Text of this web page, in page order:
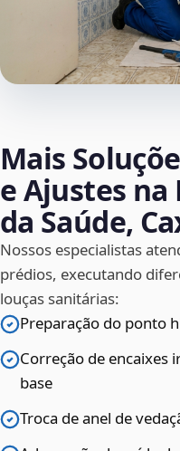
Mais
e Ajustes na
da Saúde,
Nossos especialistas
prédios, executando
louças sanitárias:
Preparação do ponto
Correção de encaixes
base
Troca de anel de